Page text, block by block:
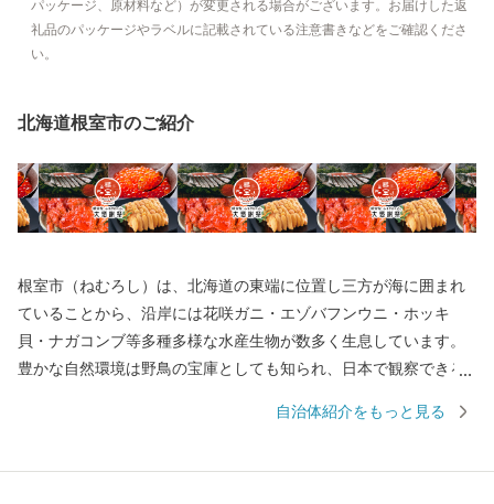
パッケージ、原材料など）が変更される場合がございます。お届けした返
礼品のパッケージやラベルに記載されている注意書きなどをご確認くださ
い。
北海道根室市のご紹介
根室市（ねむろし）は、北海道の東端に位置し三方が海に囲まれ
ていることから、沿岸には花咲ガニ・エゾバフンウニ・ホッキ
貝・ナガコンブ等多種多様な水産生物が数多く生息しています。
豊かな自然環境は野鳥の宝庫としても知られ、日本で観察できる
などには毎年全国各地から多くの方がバードウォッチングに訪れ
自治体紹介をもっと見る